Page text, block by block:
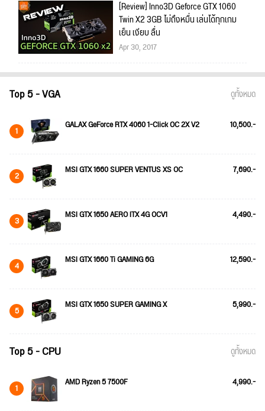
[Review] Inno3D Geforce GTX 1060
Twin X2 3GB ไม่ถึงหมื่น เล่นได้ทุกเกม
เย็น เงียบ ลื่น
Apr 30, 2017
Top 5 - VGA ดูทั้งหมด
1 GALAX GeForce RTX 4060 1-Click OC 2X V2 10,500.-
2 MSI GTX 1660 SUPER VENTUS XS OC 7,690.-
3 MSI GTX 1650 AERO ITX 4G OCV1 4,490.-
4 MSI GTX 1660 Ti GAMING 6G 12,590.-
5 MSI GTX 1650 SUPER GAMING X 5,990.-
Top 5 - CPU ดูทั้งหมด
1 AMD Ryzen 5 7500F 4,990.-